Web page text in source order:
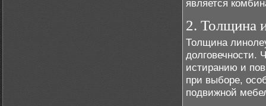
является
2. Толщина
Толщина
долговечности.
истиранию и
при выборе,
подвижной